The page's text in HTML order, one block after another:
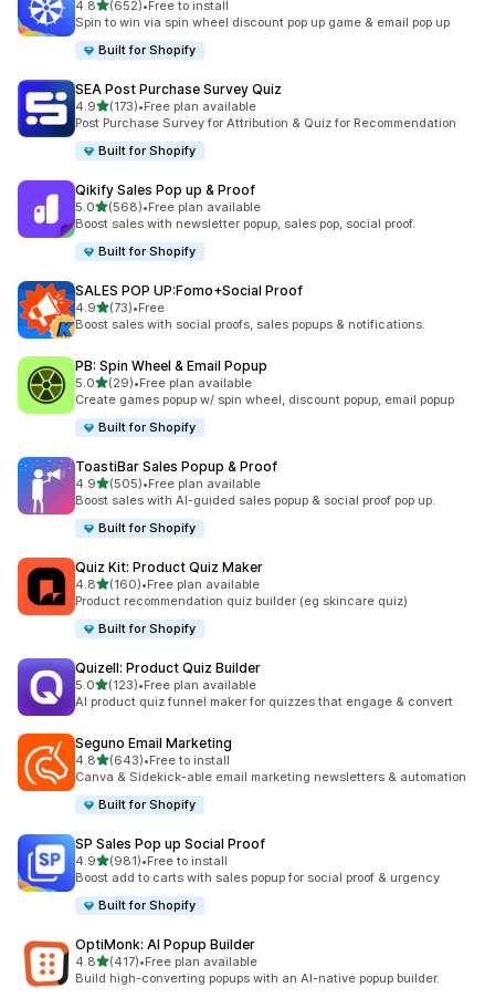
4.8별 5개 중
(652)
총 리뷰 652개
•Free to install
Spin to win via spin wheel discount pop up game & email pop up
Built for Shopify
SEA Post Purchase Survey Quiz
4.9별 5개 중
(173)
총 리뷰 173개
•Free plan available
Post Purchase Survey for Attribution & Quiz for Recommendation
Built for Shopify
Qikify Sales Pop up & Proof
5.0별 5개 중
(568)
총 리뷰 568개
•Free plan available
Boost sales with newsletter popup, sales pop, social proof.
Built for Shopify
SALES POP UP:Fomo+Social Proof
4.9별 5개 중
(73)
총 리뷰 73개
•Free
Boost sales with social proofs, sales popups & notifications.
PB: Spin Wheel & Email Popup
5.0별 5개 중
(29)
총 리뷰 29개
•Free plan available
Create games popup w/ spin wheel, discount popup, email popup
Built for Shopify
ToastiBar Sales Popup & Proof
4.9별 5개 중
(505)
총 리뷰 505개
•Free plan available
Boost sales with AI-guided sales popup & social proof pop up.
Built for Shopify
Quiz Kit: Product Quiz Maker
4.8별 5개 중
(160)
총 리뷰 160개
•Free plan available
Product recommendation quiz builder (eg skincare quiz)
Built for Shopify
Quizell: Product Quiz Builder
5.0별 5개 중
(123)
총 리뷰 123개
•Free plan available
AI product quiz funnel maker for quizzes that engage & convert
Seguno Email Marketing
4.8별 5개 중
(643)
총 리뷰 643개
•Free to install
Canva & Sidekick-able email marketing newsletters & automation
Built for Shopify
SP Sales Pop up Social Proof
4.9별 5개 중
(981)
총 리뷰 981개
•Free to install
Boost add to carts with sales popup for social proof & urgency
Built for Shopify
OptiMonk: AI Popup Builder
4.8별 5개 중
(417)
총 리뷰 417개
•Free plan available
Build high-converting popups with an AI-native popup builder.